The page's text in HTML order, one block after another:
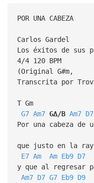
POR UNA CABEZA
Carlos Gardel
Los éxitos de sus
4/4 120 BPM
(Original G#m,
Transcrita por
T Gm
G7 Am7 G∆/B Am7 D7
Por una cabeza
que justo en la
E7 Am Am Eb9 D7
y que al regresar
Am7 D7 G7 Eb9 D9